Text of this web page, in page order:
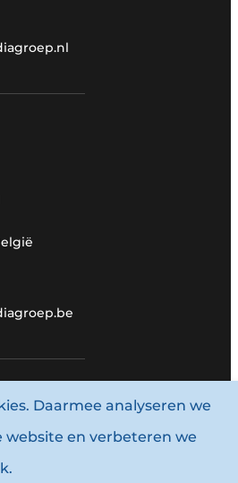
Louwersmediagroep.
voorwaarden
Daarmee analyseren we
website en verbeteren we